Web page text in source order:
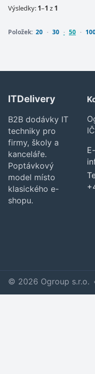
Výsledky: 1–1 z 1
Položek: 20 30 50
ITDelivery
B2B dodávky IT
techniky pro
firmy, školy a
kanceláře.
Poptávkový
model místo
klasického e-
shopu.
© 2026 Ogroup s.r.o.